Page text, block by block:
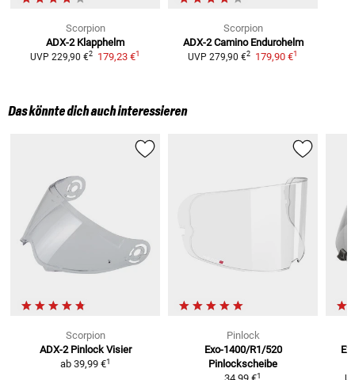
Scorpion
ADX-2 Klapphelm
UVP 229,90 €2 179,23 €1
Scorpion
ADX-2 Camino Endurohelm
UVP 279,90 €2 179,90 €1
Das könnte dich auch interessieren
Scorpion
ADX-2 Pinlock Visier
ab 39,99 €1
Pinlock
Exo-1400/R1/520
Pinlockscheibe
1